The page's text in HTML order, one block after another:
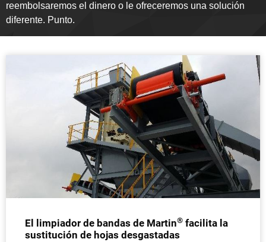
reembolsaremos el dinero o le ofreceremos una solución
diferente. Punto.
El limpiador de bandas de Martin® facilita la
sustitución de hojas desgastadas